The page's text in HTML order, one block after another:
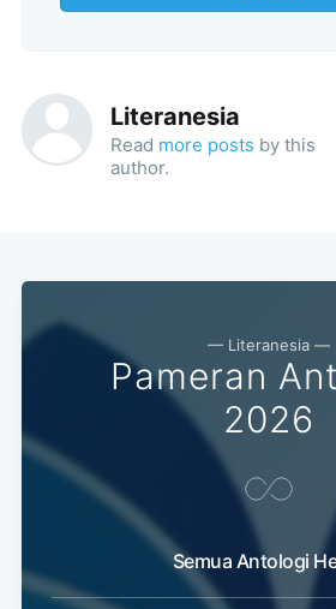
Literanesia
Read more posts by this
author.
— Literanesia —
Pameran
2026
Semua Antologi